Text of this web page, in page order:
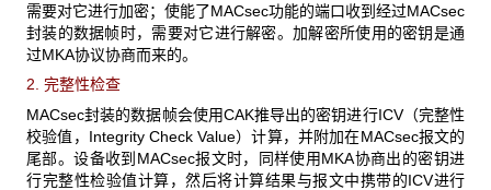
需要对它进行加密；使能了MACsec功能的端口收到经过MACsec
封装的数据帧时，需要对它进行解密。加解密所使用的密钥是通
过MKA协议协商而来的。
2. 完整性检查
MACsec封装的数据帧会使用CAK推导出的密钥进行ICV（完整性
校验值，Integrity Check Value）计算，并附加在MACsec报文的
尾部。设备收到MACsec报文时，同样使用MKA协商出的密钥进
行完整性检验值计算，然后将计算结果与报文中携带的ICV进行